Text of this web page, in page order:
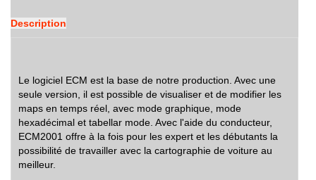
Description
Le logiciel ECM est la base de notre production. Avec une
seule version, il est possible de visualiser et de modifier les
maps en temps réel, avec mode graphique, mode
hexadécimal et tabellar mode. Avec l'aide du conducteur,
ECM2001 offre à la fois pour les expert et les débutants la
possibilité de travailler avec la cartographie de voiture au
meilleur.